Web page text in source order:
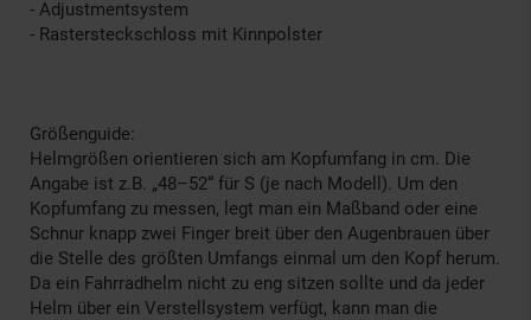
- Adjustmentsystem
- Rastersteckschloss mit Kinnpolster
Größenguide:
Helmgrößen orientieren sich am Kopfumfang in cm. Die
Angabe ist z.B. „48–52“ für S (je nach Modell). Um den
Kopfumfang zu messen, legt man ein Maßband oder eine
Schnur knapp zwei Finger breit über den Augenbrauen über
die Stelle des größten Umfangs einmal um den Kopf herum.
Da ein Fahrradhelm nicht zu eng sitzen sollte und da jeder
Helm über ein Verstellsystem verfügt, kann man die